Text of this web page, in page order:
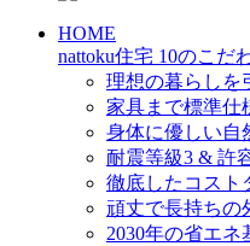
HOME
nattoku住宅 10のこだ
理想の暮らしを
家具まで標準仕
身体に優しい自
耐震等級3 & 許
徹底したコスト
頑丈で長持ちの
2030年の省エネ